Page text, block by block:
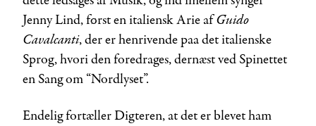
Jenny Lind, først en italiensk Arie afGuido
Cavalcanti, der er henrivende paa det italienske
Sprog, hvori den foredrages, dernæst ved Spinettet
en Sang om “Nordlyset”.
Endelig fortæller Digteren, at det er blevet ham